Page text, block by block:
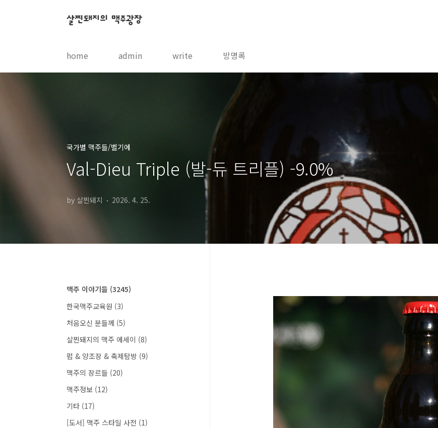
살찐돼지의 맥주광장
home admin write 방명록
국가별 맥주들/벨기에
Val-Dieu Triple (발-듀 트리플) -9.0%
by 살찐돼지 2026. 4. 25.
맥주 이야기들 (3245)
한국맥주교육원 (3)
처음오신 분들께 (5)
살찐돼지의 맥주 에세이 (8)
펍 & 양조장 & 축제탐방 (9)
맥주의 장르들 (20)
맥주정보 (12)
기타 (17)
[도서] 맥주 스타일 사전 (1)